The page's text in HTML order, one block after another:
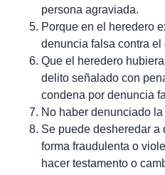
persona agraviada.
Porque en el heredero
denuncia falsa contra el
Que el heredero
delito señalado con
condena por denuncia
No haber denunciado
Se puede desheredar
forma fraudulenta o
hacer testamento o